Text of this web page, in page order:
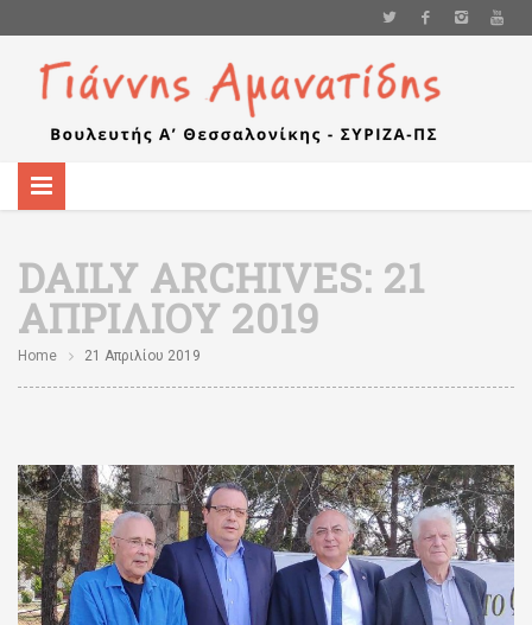
DAILY ARCHIVES: 21
ΑΠΡΙΛΊΟΥ 2019
Home 21 Απριλίου 2019